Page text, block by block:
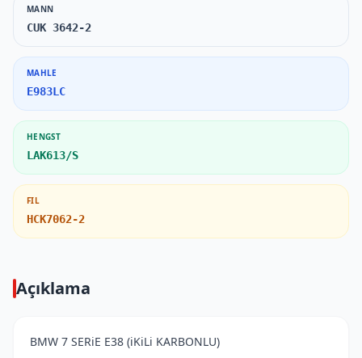
MANN
CUK 3642-2
MAHLE
E983LC
HENGST
LAK613/S
FIL
HCK7062-2
Açıklama
BMW 7 SERiE E38 (iKiLi KARBONLU)